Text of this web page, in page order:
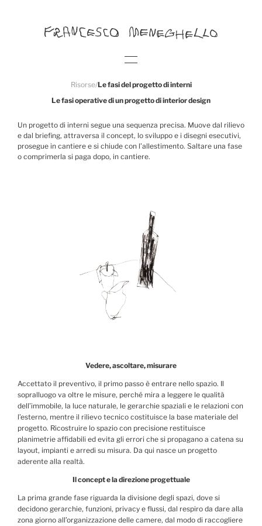
Le fasi operative di un progetto di interior design
Risorse/Le fasi del progetto di interni
Un progetto di interni segue una sequenza precisa. Muove dal rilievo
e dal briefing, attraversa il concept, lo sviluppo e i disegni esecutivi,
prosegue in cantiere e si chiude con l’allestimento. Saltare una fase
o comprimerla si paga dopo, in cantiere.
Vedere, ascoltare, misurare
Accettato il preventivo, il primo passo è entrare nello spazio. Il
sopralluogo va oltre le misure, perché mira a leggere le qualità
dell’immobile, la luce naturale, le gerarchie spaziali e le relazioni con
l’esterno, mentre il rilievo tecnico costituisce la base materiale del
progetto. Ricostruire lo spazio con precisione restituisce
planimetrie affidabili ed evita gli errori che si propagano a catena su
layout, impianti e arredi su misura. Da qui nasce un progetto
aderente alla realtà.
Il concept e la direzione progettuale
La prima grande fase riguarda la divisione degli spazi, dove si
decidono gerarchie, funzioni, privacy e flussi, dal respiro da dare alla
zona giorno all’organizzazione delle camere, dal modo di raccogliere